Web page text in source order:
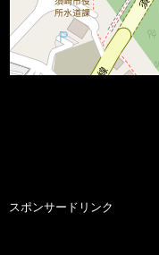
スポンサードリンク